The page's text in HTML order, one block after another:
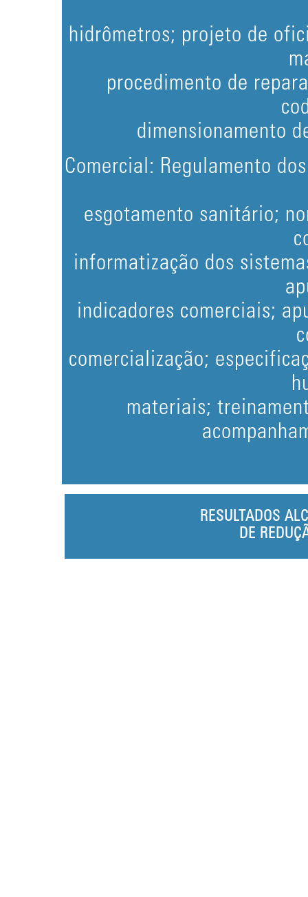
hidrômetros; projeto de
procedimento de
dimensionamento
Comercial: Regulamento
esgotamento sanitário;
informatização dos
indicadores comerciais;
comercialização;
materiais;
RESULTADOS
DE